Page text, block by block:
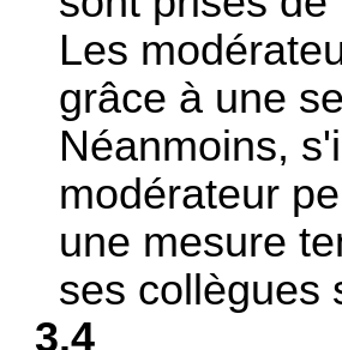
Les
grâce à une
Néanmoins,
modérateur
une mesure
ses collègues
3.4